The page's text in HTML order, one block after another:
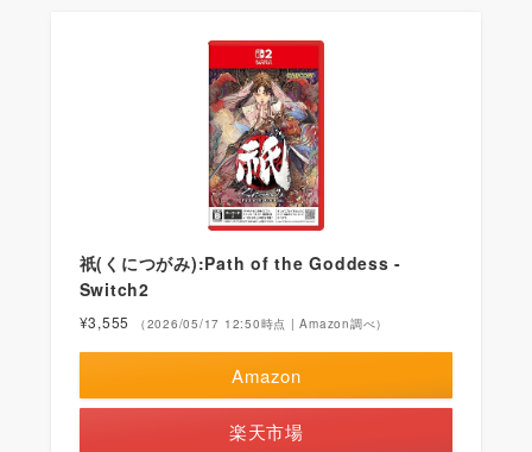
祇(くにつがみ):Path of the Goddess -
Switch2
¥3,555 （2026/05/17 12:50時点 | Amazon調べ）
Amazon
楽天市場